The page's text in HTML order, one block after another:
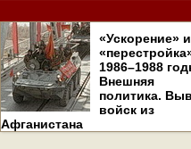
«Ускорение» и
1986–1988
Внешняя
политика.
войск из
Афганистана